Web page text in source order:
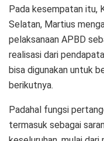
Pada kesempatan itu,
Selatan, Martius
pelaksanaan APBD
realisasi dari
bisa digunakan untuk
berikutnya.
Padahal fungsi
termasuk sebagai